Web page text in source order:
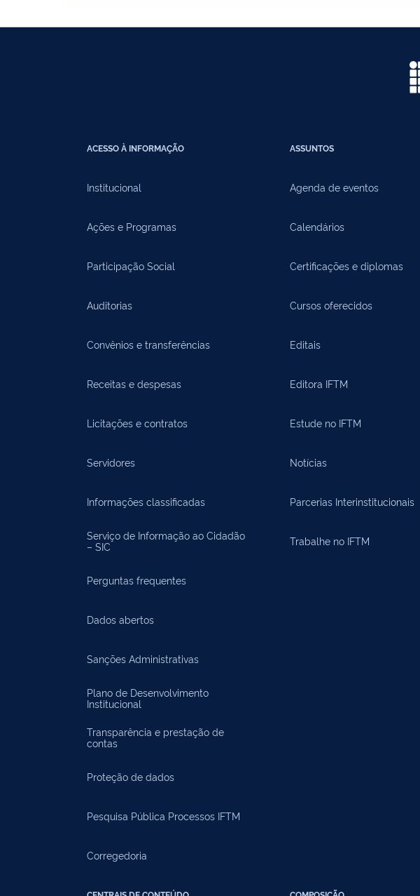
ACESSO À INFORMAÇÃO
Institucional
Ações e Programas
Participação Social
Auditorias
Convênios e transferências
Receitas e despesas
Licitações e contratos
Servidores
Informações classificadas
Serviço de Informação ao Cidadão
– SIC
Perguntas frequentes
Dados abertos
Sanções Administrativas
Plano de Desenvolvimento
Institucional
Transparência e prestação de
contas
Proteção de dados
Pesquisa Pública Processos IFTM
Corregedoria
ASSUNTOS
Agenda de eventos
Calendários
Certificações e diplomas
Cursos oferecidos
Editais
Editora IFTM
Estude no IFTM
Notícias
Parcerias Interinstitucionais
Trabalhe no IFTM